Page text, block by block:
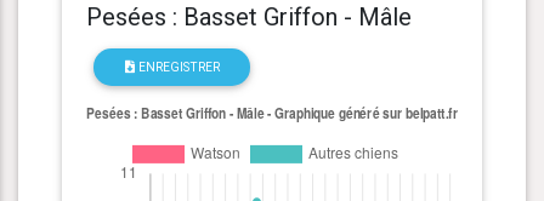
Pesées : Basset Griffon - Mâle
ENREGISTRER